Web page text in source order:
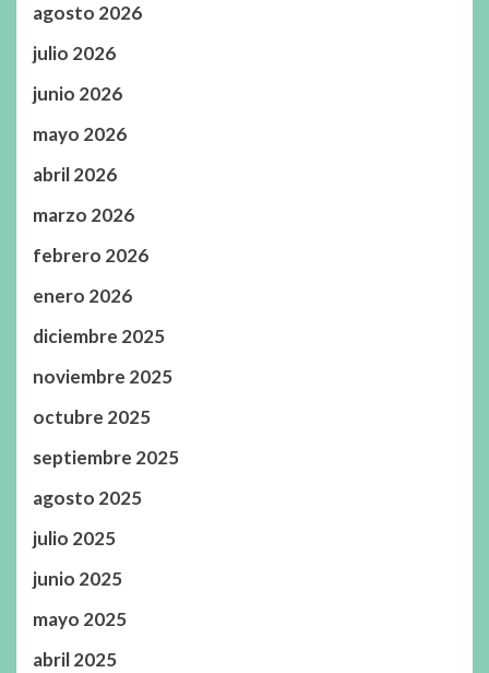
agosto 2026
julio 2026
junio 2026
mayo 2026
abril 2026
marzo 2026
febrero 2026
enero 2026
diciembre 2025
noviembre 2025
octubre 2025
septiembre 2025
agosto 2025
julio 2025
junio 2025
mayo 2025
abril 2025